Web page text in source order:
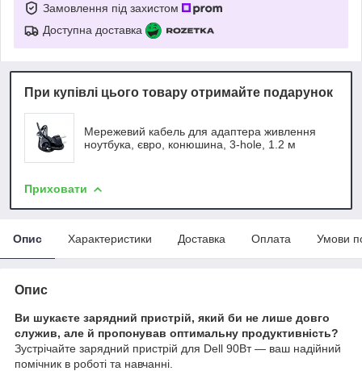
Замовлення під захистом
Доступна доставка
При купівлі цього товару отримайте подарунок
Мережевий кабель для адаптера живлення
ноутбука, євро, конюшина, 3-hole, 1.2 м
Приховати
Опис Характеристики Доставка Оплата Умови
Опис
Ви шукаєте зарядний пристрій, який би не лише довго
служив, але й пропонував оптимальну продуктивність?
Зустрічайте зарядний пристрій для Dell 90Вт — ваш надійний
помічник в роботі та навчанні.